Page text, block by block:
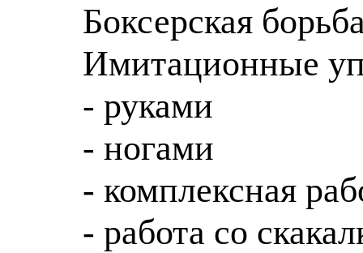
Боксерская
Имитационные
- руками
- ногами
- комплексная
- работа со